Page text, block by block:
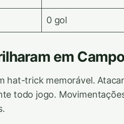
0 gol
em Campo
hat-trick memorável.
todo jogo.